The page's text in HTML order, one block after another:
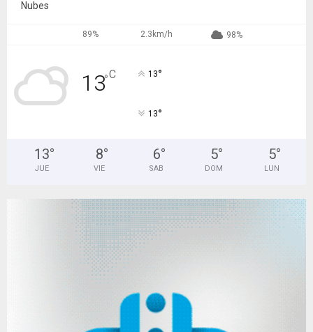
Nubes
89% 2.3km/h 98%
13°C 13°
13°
13°
JUE
8°
VIE
6°
SAB
5°
DOM
5°
LUN